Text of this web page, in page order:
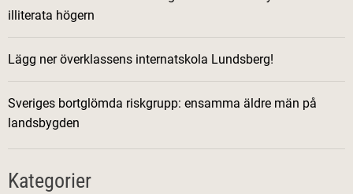
illiterata högern
Lägg ner överklassens internatskola Lundsberg!
Sveriges bortglömda riskgrupp: ensamma äldre män på
landsbygden
Kategorier